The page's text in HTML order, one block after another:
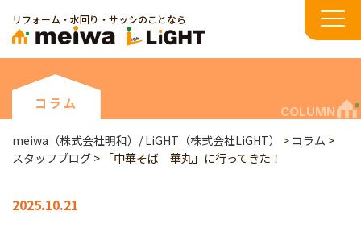
リフォーム・水回り・サッシのことなら
コラム
COLUMN
meiwa（株式会社明和）/ LiGHT（株式会社LiGHT） > コラム >
スタッフブログ > 「中華そば 華丸」に行ってきた！
2025.10.21